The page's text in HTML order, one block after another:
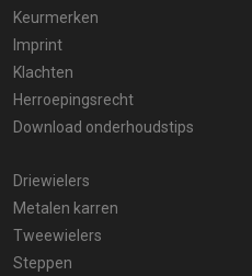
Keurmerken
Imprint
Klachten
Herroepingsrecht
Download onderhoudstips
Driewielers
Metalen karren
Tweewielers
Steppen